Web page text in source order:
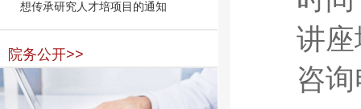
想传承研究人才培项目的通知
院务公开>>
讲
咨询